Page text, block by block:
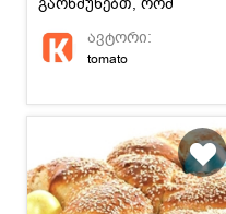
კულიჩს.ავტორი:
tomato